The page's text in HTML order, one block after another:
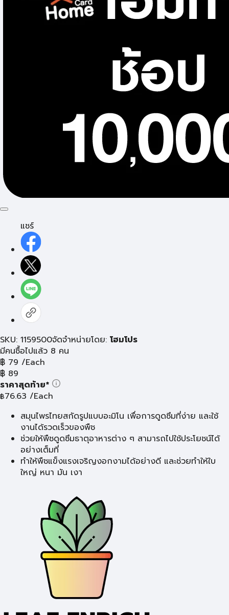
แชร์
SKU: 1159500จัดจำหน่ายโดย: โฮมโปร
มีคนซื้อไปแล้ว 8 คน
฿ 79 /Each
฿ 89
ราคาสุดท้าย*
฿76.63 /Each
สมุนไพรไทยสกัดรูปแบบอะมิโน เพื่อการดูดซึมที่ง่าย และใช้
งานได้รวดเร็วของพืช
ช่วยให้พืชดูดซึมธาตุอาหารต่าง ๆ สามารถไปใช้ประโยชน์ได้
อย่างเต็มที่
ทำให้พืชแข็งแรงเจริญงอกงามได้อย่างดี และช่วยทำให้ใบ
ใหญ่ หนา มัน เงา